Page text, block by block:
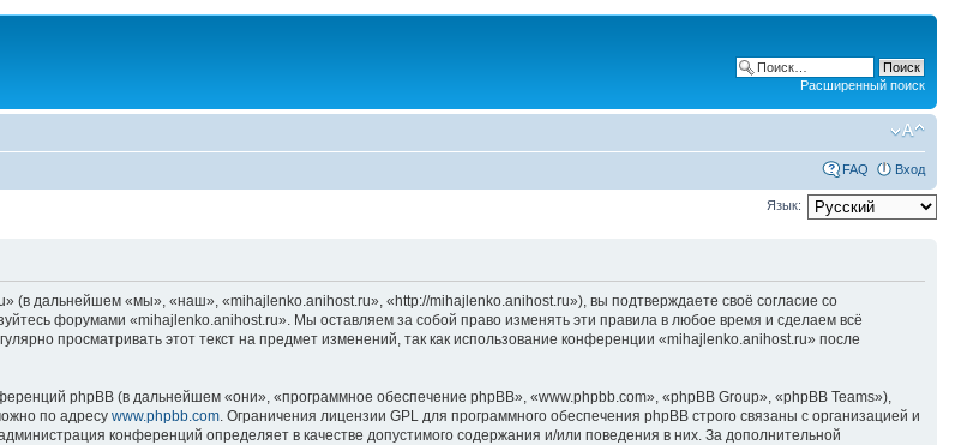
Расширенный поиск
FAQ Вход
Язык:
дальнейшем «мы», «наш», «mihajlenko.anihost.ru», «http://mihajlenko.anihost.ru»), вы подтверждаете своё согласие со
форумами «mihajlenko.anihost.ru». Мы оставляем за собой право изменять эти правила в любое время и сделаем всё
просматривать этот текст на предмет изменений, так как использование конференции «mihajlenko.anihost.ru» после
phpBB (в дальнейшем «они», «программное обеспечение phpBB», «www.phpbb.com», «phpBB Group», «phpBB Teams»),
по адресу www.phpbb.com. Ограничения лицензии GPL для программного обеспечения phpBB строго связаны с организацией и
конференций определяет в качестве допустимого содержания и/или поведения в них. За дополнительной